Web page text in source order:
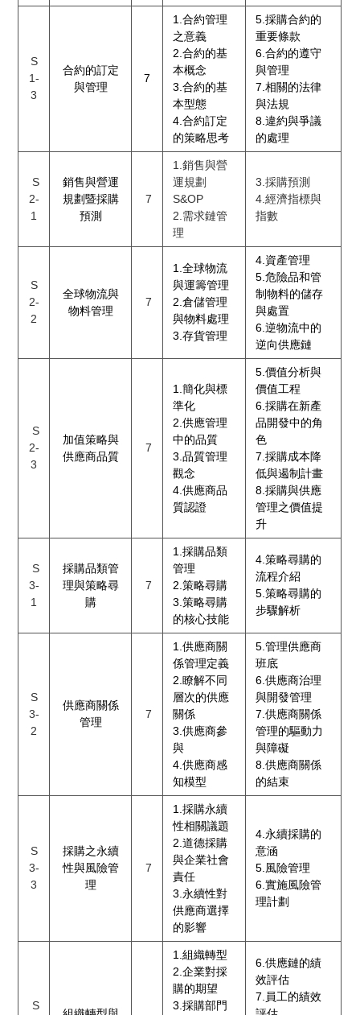
S
1-
3
合約的訂定
與管理
7
1.合約管理
之意義
2.合約的基
本概念
3.合約的基
本型態
4.合約訂定
的策略思考
5.採購合約的
重要條款
6.合約的遵守
與管理
7.相關的法律
與法規
8.違約與爭議
的處理
S
2-
1
銷售與營運
規劃暨採購
預測
7
1.銷售與營
運規劃
S&OP
2.需求鏈管
理
3.採購預測
4.經濟指標與
指數
S
2-
2
全球物流與
物料管理
7
1.全球物流
與運籌管理
2.倉儲管理
與物料處理
3.存貨管理
4.資產管理
5.危險品和管
制物料的儲存
與處置
6.逆物流中的
逆向供應鏈
S
2-
3
加值策略與
供應商品質
7
1.簡化與標
準化
2.供應管理
中的品質
3.品質管理
觀念
4.供應商品
質認證
5.價值分析與
價值工程
6.採購在新產
品開發中的角
色
7.採購成本降
低與遏制計畫
8.採購與供應
管理之價值提
升
S
3-
1
採購品類管
理與策略尋
購
7
1.採購品類
管理
2.策略尋購
3.策略尋購
的核心技能
4.策略尋購的
流程介紹
5.策略尋購的
步驟解析
S
3-
2
供應商關係
管理
7
1.供應商關
係管理定義
2.瞭解不同
層次的供應
關係
3.供應商參
與
4.供應商感
知模型
5.管理供應商
班底
6.供應商治理
與開發管理
7.供應商關係
管理的驅動力
與障礙
8.供應商關係
的結束
S
3-
3
採購之永續
性與風險管
理
7
1.採購永續
性相關議題
2.道德採購
與企業社會
責任
3.永續性對
供應商選擇
的影響
4.永續採購的
意涵
5.風險管理
6.實施風險管
理計劃
S
1.組織轉型
2.企業對採
購的期望
3.採購部門
6.供應鏈的績
效評估
7.員工的績效